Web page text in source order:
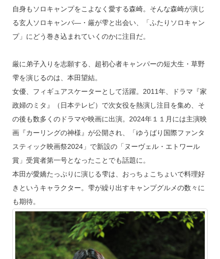
自身もソロキャンプをこよなく愛する森崎。そんな森崎が演じ
る玄人ソロキャンパ―・厳が雫と出会い、「ふたりソロキャン
プ」にどう巻き込まれていくのかに注目だ。
厳に弟子入りを志願する、超初心者キャンパーの短大生・草野
雫を演じるのは、本田望結。
女優、フィギュアスケーターとして活躍。2011年、ドラマ『家
政婦のミタ』（日本テレビ）で次女役を熱演し注目を集め、そ
の後も数多くのドラマや映画に出演。2024年１１月には主演映
画『カーリングの神様』が公開され、「ゆうばり国際ファンタ
スティック映画祭2024」で新設の「ヌーヴェル・エトワール
賞」受賞者第一号となったことでも話題に。
本田が愛嬌たっぷりに演じる雫は、おっちょこちょいで料理好
きというキャラクター。雫が繰り出すキャンプグルメの数々に
も期待。